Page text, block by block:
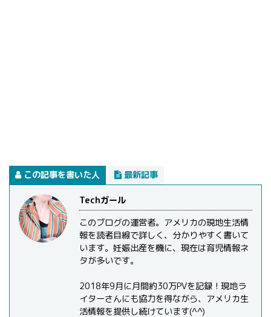
この記事を書いた人 最新記事
Techガール
このブログの運営者。アメリカの現地生活情
報を読者目線で詳しく、分かりやすく書いて
います。妊娠出産を機に、現在は育児情報ネ
タが多いです。
2018年9月に月間約30万PVを記録！現地ラ
イターさんにも協力を得ながら、アメリカ生
活情報を提供し続けています(^^)